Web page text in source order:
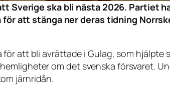
Sverige ska bli nästa 2026. Partiet
att stänga ner deras tidning
att bli avrättade i Gulag, som
om det svenska försvaret.
järnridån.